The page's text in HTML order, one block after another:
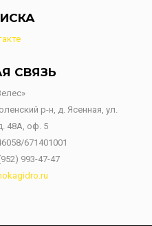
СВЯЗЬ
р-н, д. Ясенная, ул.
48А, оф. 5
671401001
993-47-47